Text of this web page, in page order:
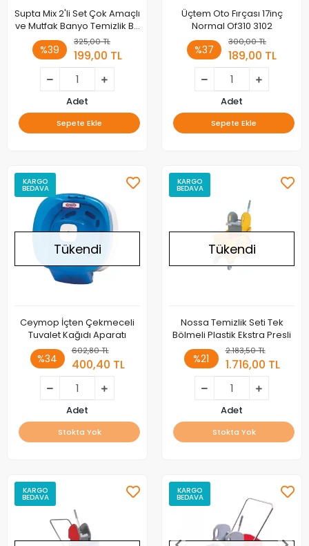
Supta Mix 2'li Set Çok Amaçlı
ve Mutfak Banyo Temizlik Bir
Arada
%39
325,00 TL
199,00 TL
Adet
Sepete Ekle
Üçtem Oto Fırçası 17inç
Normal Of310 3102
%37
300,00 TL
189,00 TL
Adet
Sepete Ekle
KARGO
BEDAVA
Tükendi
Ceymop İçten Çekmeceli
Tuvalet Kağıdı Aparatı
%34
602,80 TL
400,40 TL
Adet
Stokta Yok
KARGO
BEDAVA
Tükendi
Nossa Temizlik Seti Tek
Bölmeli Plastik Ekstra Presli
%21
2.183,50 TL
1.716,00 TL
Adet
Stokta Yok
KARGO
BEDAVA
KARGO
BEDAVA